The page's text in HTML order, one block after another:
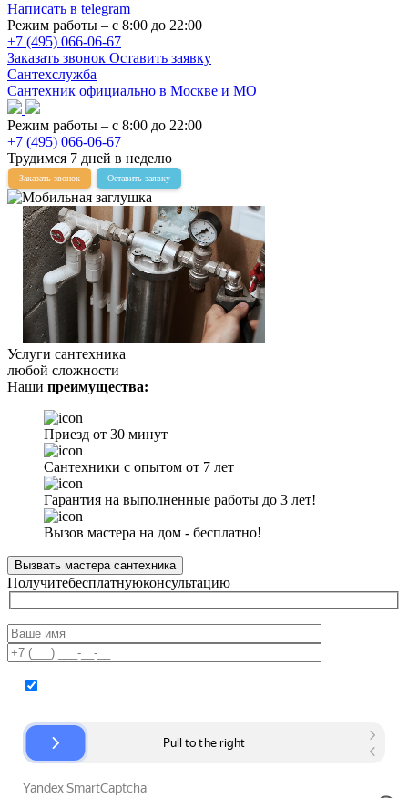
Написать в telegram
Режим работы – с 8:00 до 22:00
+7 (495) 066-06-67
Заказать звонок Оставить заявку
Сантехслужба
Сантехник официально в Москве и МО
Режим работы – с 8:00 до 22:00
+7 (495) 066-06-67
Трудимся 7 дней в неделю
Заказать звонок Оставить заявку
Услуги сантехника
любой сложности
Наши преимущества:
Приезд от 30 минут
Сантехники с опытом от 7 лет
Гарантия на выполненные работы до 3 лет!
Вызов мастера на дом - бесплатно!
Вызвать мастера сантехника
Получитебесплатнуюконсультацию